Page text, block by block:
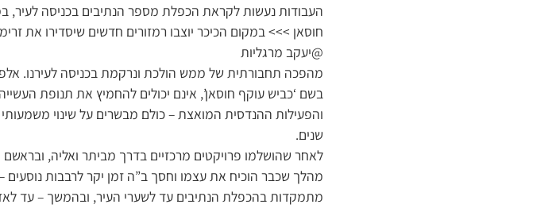
העבודות נעשות לקראת הכפלת מספר הנתיבים בכניסה
חוסאן >>> במקום הכיכר יוצבו רמזורים חדשים שיסדירו את
@יעקב מרגליות
בשם ‘כביש עוקף חוסאן’, אינם יכולים להחמיץ את תנופת
והפעילות ההנדסית המואצת – כולם מבשרים על שינוי
שנים.
לאחר שהושלמו פרויקטים מרכזיים בדרך מביתר ואליה,
מהלך שכבר הוכיח את עצמו וחסך ב”ה זמן יקר לרבבות
מתמקדות בהכפלת הנתיבים עד לשערי העיר, ובהמשך – עד